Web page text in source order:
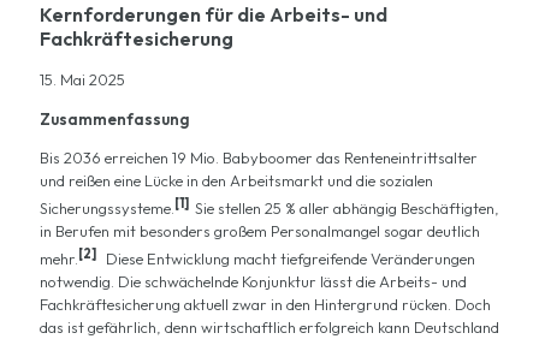
Kernforderungen für die Arbeits- und
Fachkräftesicherung
15. Mai 2025
Zusammenfassung
Bis 2036 erreichen 19 Mio. Babyboomer das Renteneintrittsalter
und reißen eine Lücke in den Arbeitsmarkt und die sozialen
Sicherungssysteme. [1] Sie stellen 25 % aller abhängig Beschäftigten,
in Berufen mit besonders großem Personalmangel sogar deutlich
mehr. [2]
Diese Entwicklung macht tiefgreifende Veränderungen
notwendig. Die schwächelnde Konjunktur lässt die Arbeits- und
Fachkräftesicherung aktuell zwar in den Hintergrund rücken. Doch
das ist gefährlich, denn wirtschaftlich erfolgreich kann Deutschland